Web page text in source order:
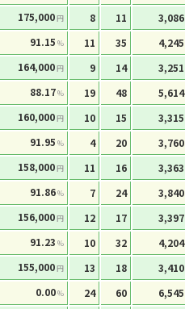
175,000円 8 11
3,086
91.15 % 11 35
4,245
164,000円 9 14
3,251
88.17% 19 48
5,614
160,000円 10 15
3,315
91.95 % 4 20
3,760
158,000円 11 16
3,363
91.86% 7 24
3,840
156,000円 12 17
3,397
91.23 % 10 32
4,204
155,000円 13 18
3,410
0.00% 24 60
6,545